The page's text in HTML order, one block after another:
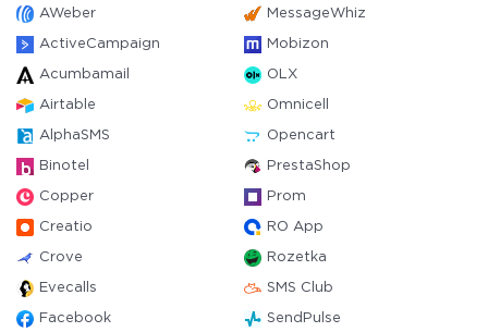
AWeber MessageWhiz
ActiveCampaign Mobizon
Acumbamail OLX
Airtable Omnicell
AlphaSMS Opencart
Binotel PrestaShop
Copper Prom
Creatio RO App
Crove Rozetka
Evecalls SMS Club
Facebook SendPulse